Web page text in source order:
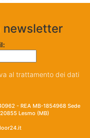
newsletter
al trattamento dei dati
- REA MB-1854968 Sede
Lesmo (MB)